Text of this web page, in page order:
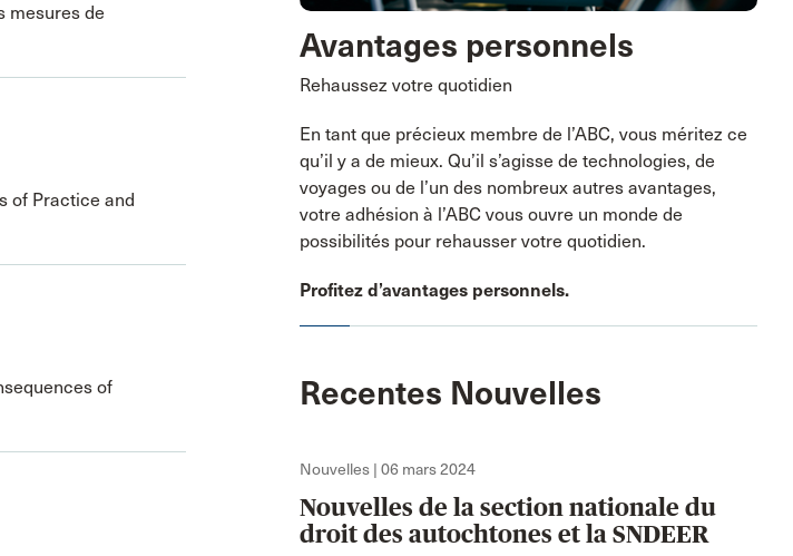
mesures de
of Practice and
of
Avantages personnels
Rehaussez votre quotidien
En tant que précieux membre de l’ABC, vous méritez ce
qu’il y a de mieux. Qu’il s’agisse de technologies, de
voyages ou de l’un des nombreux autres avantages,
votre adhésion à l’ABC vous ouvre un monde de
possibilités pour rehausser votre quotidien.
Profitez d’avantages personnels.
Recentes Nouvelles
Nouvelles | 06 mars 2024
Nouvelles de la section nationale du
droit des autochtones et la SNDEER